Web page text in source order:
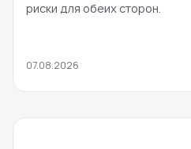
риски для обеих сторон.
07.08.2026